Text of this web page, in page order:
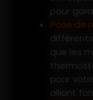
pour
Pose
que les
pour
alliant